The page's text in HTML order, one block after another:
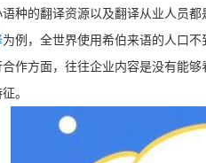
种的翻译资源以及翻译从业人员都
为例，全世界使用希伯来语的人口
作方面，往往企业内容是没有能
。